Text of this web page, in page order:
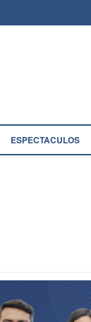
ESPECTACULOS